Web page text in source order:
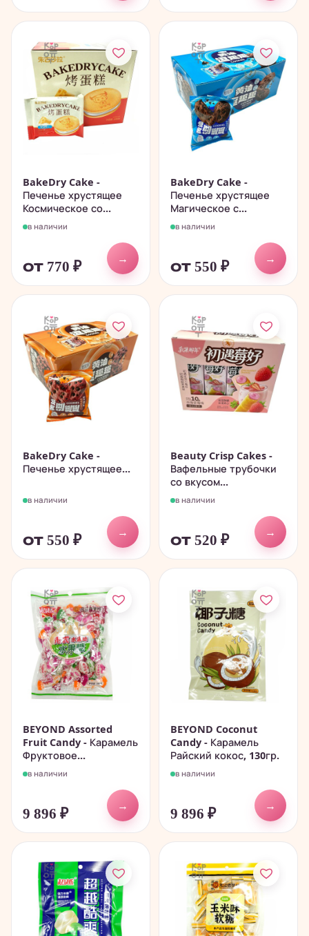
BakeDry Cake -
Печенье хрустящее
Космическое со...
в наличии
от 770 ₽
→
BakeDry Cake -
Печенье хрустящее
Магическое с...
в наличии
от 550 ₽
→
BakeDry Cake -
Печенье хрустящее...
в наличии
от 550 ₽
→
Beauty Crisp Cakes -
Вафельные трубочки
со вкусом...
в наличии
от 520 ₽
→
BEYOND Assorted
Fruit Candy - Карамель
Фруктовое...
в наличии
9 896 ₽
→
BEYOND Coconut
Candy - Карамель
Райский кокос, 130гр.
в наличии
9 896 ₽
→